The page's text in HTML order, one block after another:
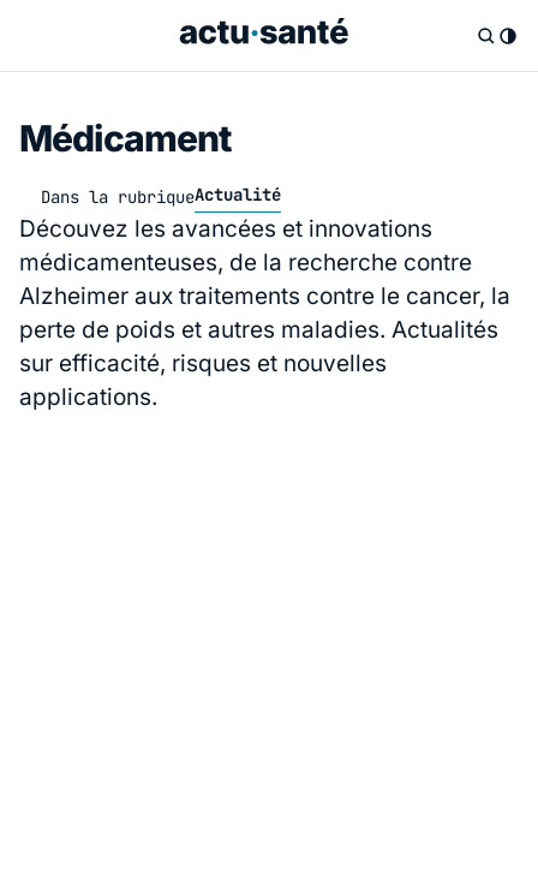
Médicament
Dans la rubriqueActualité
Découvez les avancées et innovations
médicamenteuses, de la recherche contre
Alzheimer aux traitements contre le cancer, la
perte de poids et autres maladies. Actualités
sur efficacité, risques et nouvelles
applications.